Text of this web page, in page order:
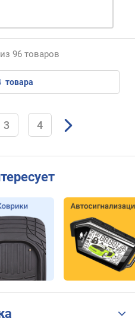
96 товаров
товара
3 4